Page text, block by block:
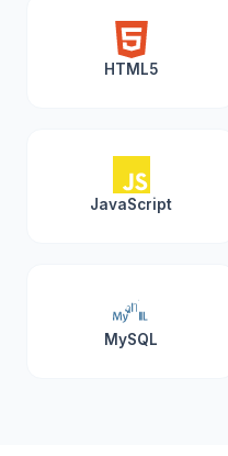
HTML5
JavaScript
MySQL